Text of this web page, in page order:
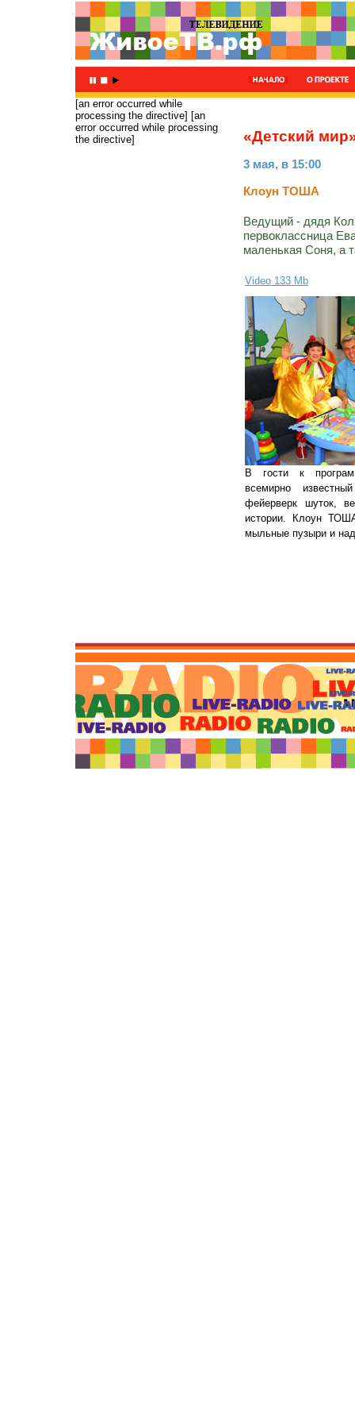
[an error occurred while
processing the directive] [an
error occurred while processing
the directive]
«Детский
3 мая, в 15:00
Клоун ТОША
Ведущий - дядя
первоклассница
маленькая Соня, а
Video 133 Mb
В гости к
всемирно
фейерверк шуток,
истории. Клоун
мыльные пузыри и